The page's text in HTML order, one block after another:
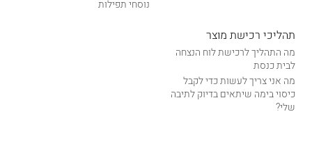
נוסחי תפילות
תהליכי רכישת מוצר
מה התהליך לרכישת לוח הנצחה
לבית כנסת
מה אני צריך לעשות כדי לקבל
כיסוי בימה שיתאים בדיוק לתיבה
שלי?